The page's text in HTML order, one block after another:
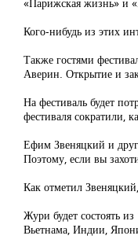
Кого-нибудь из этих
Также гостями
Аверин. Открытие и
На фестиваль будет
фестиваля сократили,
Ефим Звеняцкий и
Поэтому, если вы
Как отметил
Жури будет состоять
Вьетнама, Индии,